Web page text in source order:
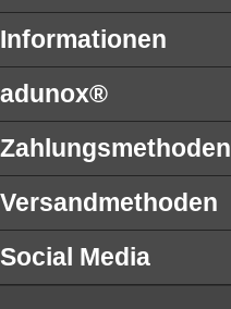
Informationen
adunox®
Zahlungsmethoden
Versandmethoden
Social Media